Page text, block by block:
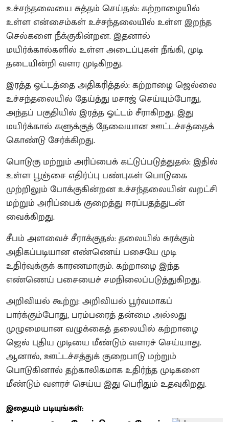
உச்சந்தலையை சுத்தம் செய்தல்: கற்றாழையில்
உள்ள என்சைம்கள் உச்சந்தலையில் உள்ள இறந்த
செல்களை நீக்குகின்றன. இதனால்
மயிர்க்கால்களில் உள்ள அடைப்புகள் நீங்கி, முடி
தடையின்றி வளர முடிகிறது.
இரத்த ஓட்டத்தை அதிகரித்தல்: கற்றாழை ஜெல்லை
உச்சந்தலையில் தேய்த்து மசாஜ் செய்யும்போது,
அந்தப் பகுதியில் இரத்த ஓட்டம் சீராகிறது. இது
மயிர்க்கால் களுக்குத் தேவையான ஊட்டச்சத்தைக்
கொண்டு சேர்க்கிறது.
பொடுகு மற்றும் அரிப்பைக் கட்டுப்படுத்துதல்: இதில்
உள்ள பூஞ்சை எதிர்ப்பு பண்புகள் பொடுகை
முற்றிலும் போக்குகின்றன உச்சந்தலையின் வறட்சி
மற்றும் அரிப்பைக் குறைத்து ஈரப்பதத்துடன்
வைக்கிறது.
சீபம் அளவைச் சீராக்குதல்: தலையில் சுரக்கும்
அதிகப்படியான எண்ணெய் பசையே முடி
உதிர்வுக்குக் காரணமாகும். கற்றாழை இந்த
எண்ணெய் பசையைச் சமநிலைப்படுத்துகிறது.
அறிவியல் கூற்று: அறிவியல் பூர்வமாகப்
பார்க்கும்போது, பரம்பரைத் தன்மை அல்லது
முழுமையான வழுக்கைத் தலையில் கற்றாழை
ஜெல் புதிய முடியை மீண்டும் வளரச் செய்யாது.
ஆனால், ஊட்டச்சத்துக் குறைபாடு மற்றும்
பொடுகினால் தற்காலிகமாக உதிர்ந்த முடிகளை
மீண்டும் வளரச் செய்ய இது பெரிதும் உதவுகிறது.
இதையும் படியுங்கள்: